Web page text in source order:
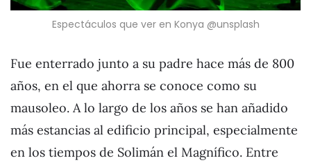
Espectáculos que ver en Konya @unsplash
Fue enterrado junto a su padre hace más de 800
años, en el que ahorra se conoce como su
mausoleo. A lo largo de los años se han añadido
más estancias al edificio principal, especialmente
en los tiempos de Solimán el Magnífico. Entre